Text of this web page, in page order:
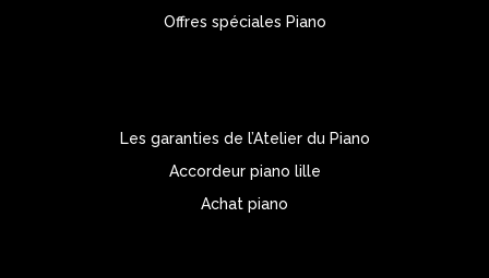
Offres spéciales Piano
Les garanties de l’Atelier du Piano
Accordeur piano lille
Achat piano